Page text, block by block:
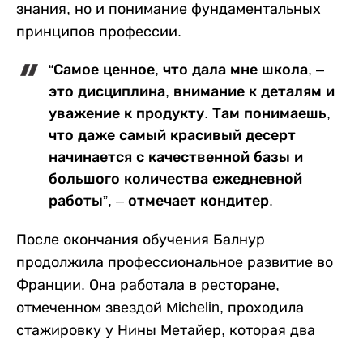
знания, но и понимание фундаментальных
принципов профессии.
“Самое ценное, что дала мне школа, –
это дисциплина, внимание к деталям и
уважение к продукту. Там понимаешь,
что даже самый красивый десерт
начинается с качественной базы и
большого количества ежедневной
работы”, – отмечает кондитер.
После окончания обучения Балнур
продолжила профессиональное развитие во
Франции. Она работала в ресторане,
отмеченном звездой Michelin, проходила
стажировку у Нины Метайер, которая два